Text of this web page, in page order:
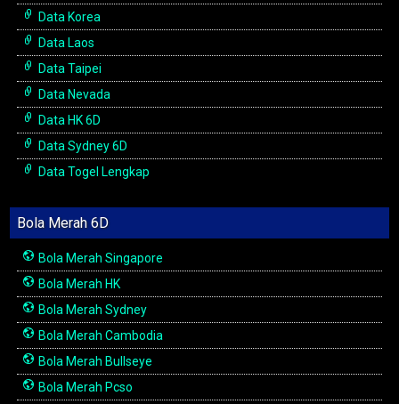
Data Korea
Data Laos
Data Taipei
Data Nevada
Data HK 6D
Data Sydney 6D
Data Togel Lengkap
Bola Merah 6D
Bola Merah Singapore
Bola Merah HK
Bola Merah Sydney
Bola Merah Cambodia
Bola Merah Bullseye
Bola Merah Pcso